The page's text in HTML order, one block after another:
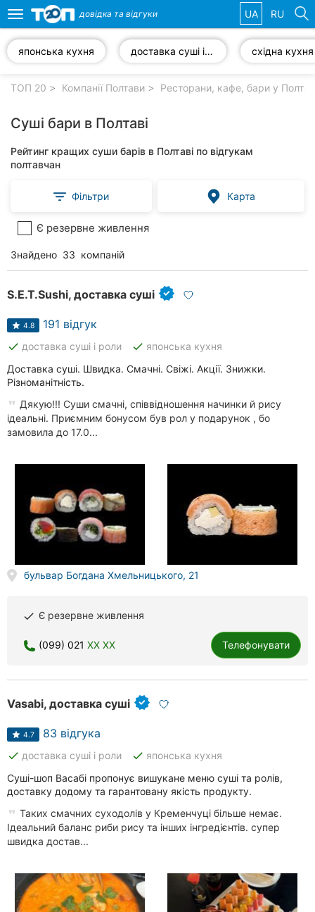
компанії
Популярні
рубрики:
Ветеринарні
Приватні
клініки
Автошколи
Ресторани
Всі
міста:
Полтава
Житомир
Тернопіль
Хмельницький
Одеса
Кропивницький
Харків
Запоріжжя
Львів
Toggle
navigation
довідка та відгуки UA RU
японська кухня доставка суші і роли східна кухня
ТОП 20 Компанії Полтави Ресторани, кафе, бари у
Суші бари в Полтаві
Рейтинг кращих суши барів в Полтаві по відгукам
полтавчан
Фільтри Карта
Є резервне живлення
Знайдено 33 компаній
S.E.T.Sushi, доставка суші
4.8 191 відгук
done доставка суші і роли done японська кухня
Доставка суші. Швидка. Смачні. Свіжі. Акції. Знижки.
Різноманітність.
Дякую!!! Суши смачні, співвідношення начинки й рису
ідеальні. Приємним бонусом був рол у подарунок , бо
замовила до 17.0...
бульвар Богдана Хмельницького, 21
done Є резервне живлення
(099) 021 XX XX Телефонувати
Vasabi, доставка суші
4.7 83 відгука
done доставка суші і роли done японська кухня
Суші-шоп Васабі пропонує вишукане меню суші та ролів,
доставку додому та гарантовану якість продукту.
Таких смачних суходолів у Кременчуці більше немає.
Ідеальний баланс риби рису та інших інгредієнтів. супер
швидка достав...